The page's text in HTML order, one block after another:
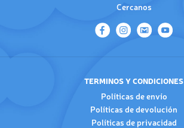
Cercanos
TERMINOS Y CONDICIONES
Políticas de envío
Políticas de devolución
Políticas de privacidad